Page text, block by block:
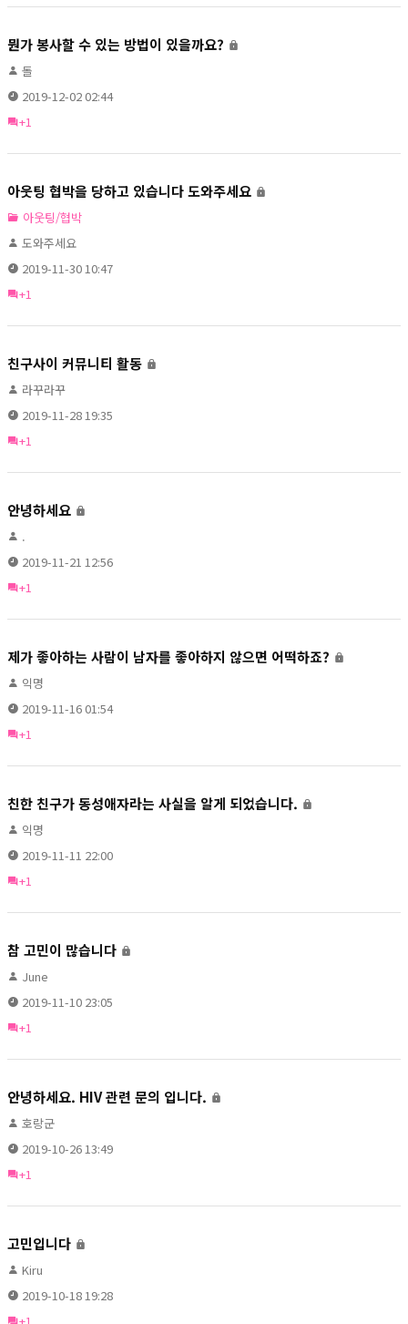
뭔가 봉사할 수 있는 방법이 있을까요?
돌
2019-12-02 02:44
+1
아웃팅 협박을 당하고 있습니다 도와주세요
아웃팅/협박
도와주세요
2019-11-30 10:47
+1
친구사이 커뮤니티 활동
라꾸라꾸
2019-11-28 19:35
+1
안녕하세요
.
2019-11-21 12:56
+1
제가 좋아하는 사람이 남자를 좋아하지 않으면 어떡하죠?
익명
2019-11-16 01:54
+1
친한 친구가 동성애자라는 사실을 알게 되었습니다.
익명
2019-11-11 22:00
+1
참 고민이 많습니다
June
2019-11-10 23:05
+1
안녕하세요. HIV 관련 문의 입니다.
호랑군
2019-10-26 13:49
+1
고민입니다
Kiru
2019-10-18 19:28